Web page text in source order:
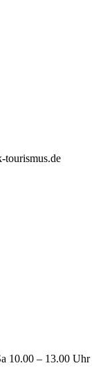
tourismus.de
10.00 – 13.00 Uhr